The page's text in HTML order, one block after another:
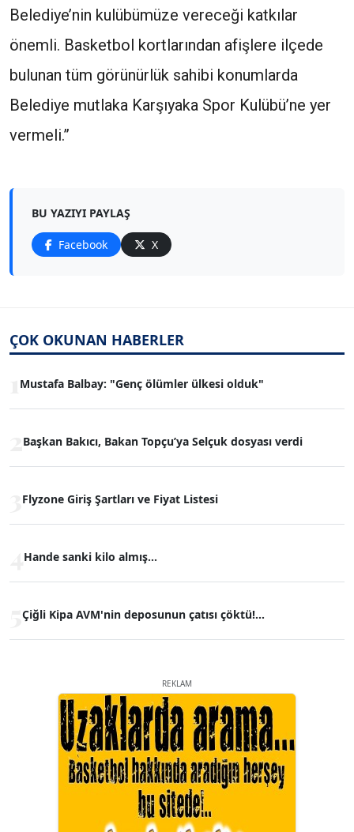
Belediye’nin kulübümüze vereceği katkılar
önemli. Basketbol kortlarından afişlere ilçede
bulunan tüm görünürlük sahibi konumlarda
Belediye mutlaka Karşıyaka Spor Kulübü’ne yer
vermeli.”
BU YAZIYI PAYLAŞ
Facebook X
ÇOK OKUNAN HABERLER
Mustafa Balbay: "Genç ölümler ülkesi olduk"
Başkan Bakıcı, Bakan Topçu’ya Selçuk dosyası verdi
Flyzone Giriş Şartları ve Fiyat Listesi
Hande sanki kilo almış...
Çiğli Kipa AVM'nin deposunun çatısı çöktü!...
REKLAM